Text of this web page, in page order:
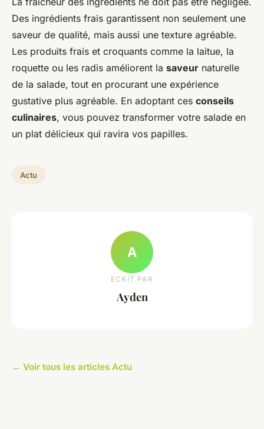
Des ingrédients frais garantissent non seulement une
saveur de qualité, mais aussi une texture agréable.
Les produits frais et croquants comme la laitue, la
roquette ou les radis améliorent la saveur naturelle
de la salade, tout en procurant une expérience
gustative plus agréable. En adoptant ces conseils
culinaires, vous pouvez transformer votre salade en
un plat délicieux qui ravira vos papilles.
Actu
A
ECRIT PAR
Ayden
← Voir tous les articles Actu